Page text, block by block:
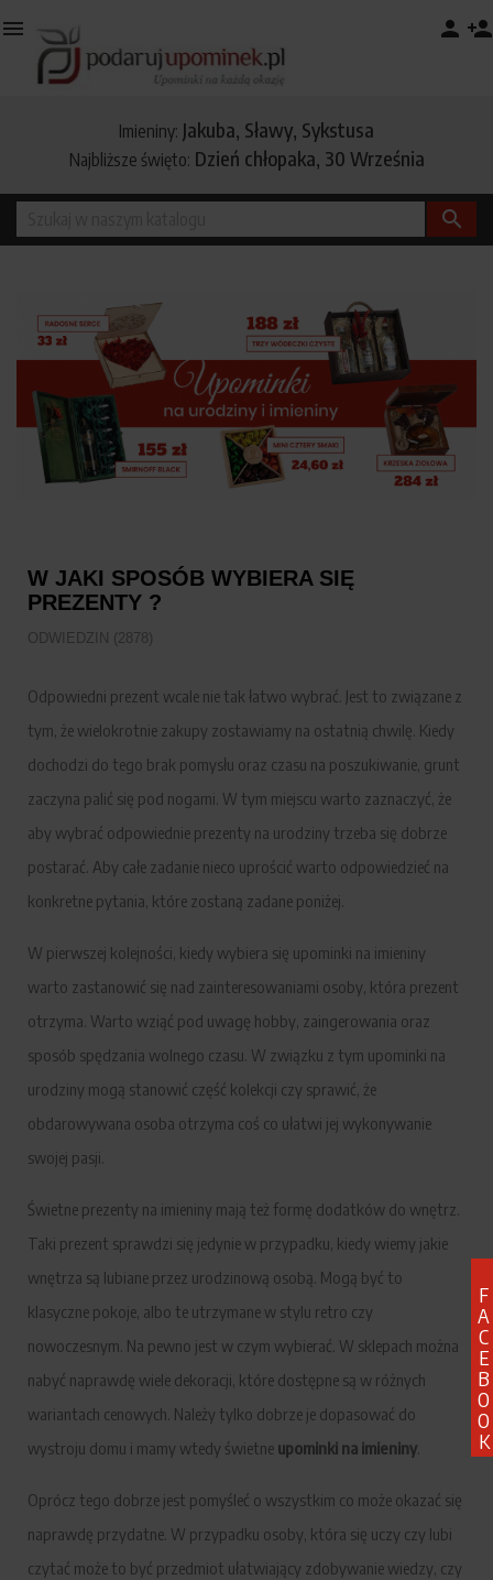
F
A
C
E
B
O
O
K
 person person_add
Imieniny: Jakuba, Sławy, Sykstusa
Najbliższe święto: Dzień chłopaka, 30 Września

W JAKI SPOSÓB WYBIERA SIĘ
PREZENTY ?
ODWIEDZIN (2878)
Odpowiedni prezent wcale nie tak łatwo wybrać. Jest to związane z
tym, że wielokrotnie zakupy zostawiamy na ostatnią chwilę. Kiedy
dochodzi do tego brak pomysłu oraz czasu na poszukiwanie, grunt
zaczyna palić się pod nogami. W tym miejscu warto zaznaczyć, że
aby wybrać odpowiednie prezenty na urodziny trzeba się dobrze
postarać. Aby całe zadanie nieco uprościć warto odpowiedzieć na
konkretne pytania, które zostaną zadane poniżej.
W pierwszej kolejności, kiedy wybiera się upominki na imieniny
warto zastanowić się nad zainteresowaniami osoby, która prezent
otrzyma. Warto wziąć pod uwagę hobby, zaingerowania oraz
sposób spędzania wolnego czasu. W związku z tym upominki na
urodziny mogą stanowić część kolekcji czy sprawić, że
obdarowywana osoba otrzyma coś co ułatwi jej wykonywanie
swojej pasji.
Świetne prezenty na imieniny mają też formę dodatków do wnętrz.
Taki prezent sprawdzi się jedynie w przypadku, kiedy wiemy jakie
wnętrza są lubiane przez urodzinową osobą. Mogą być to
klasyczne pokoje, albo te utrzymane w stylu retro czy
nowoczesnym. Na pewno jest w czym wybierać. W sklepach można
nabyć naprawdę wiele dekoracji, które dostępne są w różnych
wariantach cenowych. Należy tylko dobrze je dopasować do
wystroju domu i mamy wtedy świetne upominki na imieniny
Oprócz tego dobrze jest pomyśleć o wszystkim co może okazać się
naprawdę przydatne. W przypadku osoby, która się uczy czy lubi
czytać może to być przedmiot ułatwiający zdobywanie wiedzy, czy